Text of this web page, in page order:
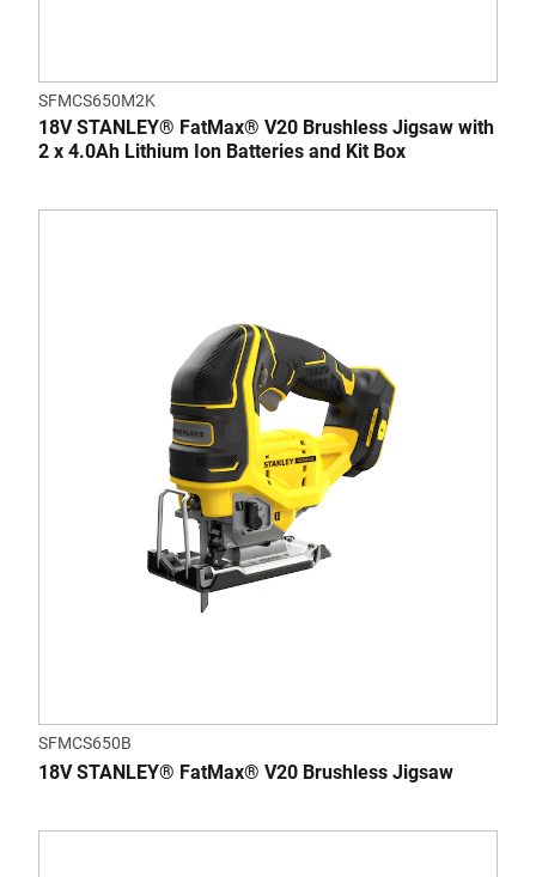
SFMCS650M2K
18V STANLEY® FatMax® V20 Brushless Jigsaw with
2 x 4.0Ah Lithium Ion Batteries and Kit Box
SFMCS650B
18V STANLEY® FatMax® V20 Brushless Jigsaw